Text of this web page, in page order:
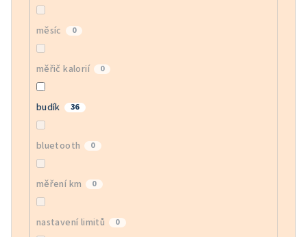
měsíc 0
měřič kalorií 0
budík 36
bluetooth 0
měření km 0
nastavení limitů 0